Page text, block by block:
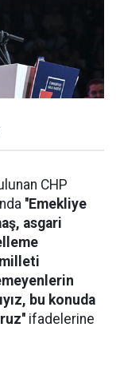
CHP
''Emekliye
asgari
bu konuda
ifadelerine